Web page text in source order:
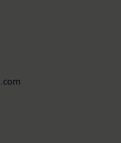
Euro und einen
Euro. Zum 30.09.2020